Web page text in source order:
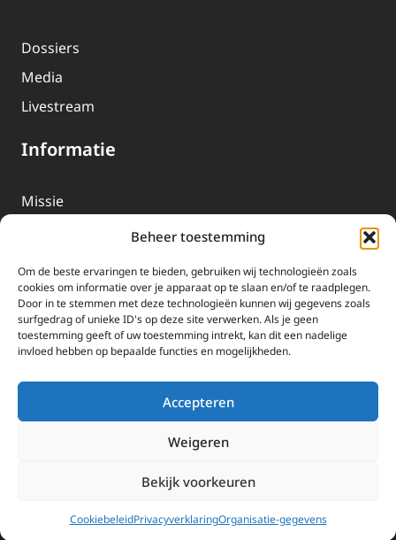
Beheer toestemming
Om de beste ervaringen te bieden, gebruiken wij technologieën zoals
cookies om informatie over je apparaat op te slaan en/of te raadplegen.
Door in te stemmen met deze technologieën kunnen wij gegevens zoals
surfgedrag of unieke ID's op deze site verwerken. Als je geen
toestemming geeft of uw toestemming intrekt, kan dit een nadelige
invloed hebben op bepaalde functies en mogelijkheden.
Accepteren
Weigeren
Bekijk voorkeuren
CookiebeleidPrivacyverklaringOrganisatie-gegevens
Dossiers
Media
Livestream
Informatie
Missie
EWTN-Team
Organisatiegegevens
Doneren
EWTN wordt uitsluitend gefinancierd door uw donaties.
Wij ontvangen bewust geen advertentie-inkomsten of
Landen |Cookies|Privacyverklaring